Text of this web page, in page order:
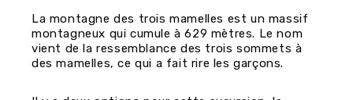
La montagne des trois mamelles est un massif
montagneux qui cumule à 629 mètres. Le nom
vient de la ressemblance des trois sommets à
des mamelles, ce qui a fait rire les garçons.